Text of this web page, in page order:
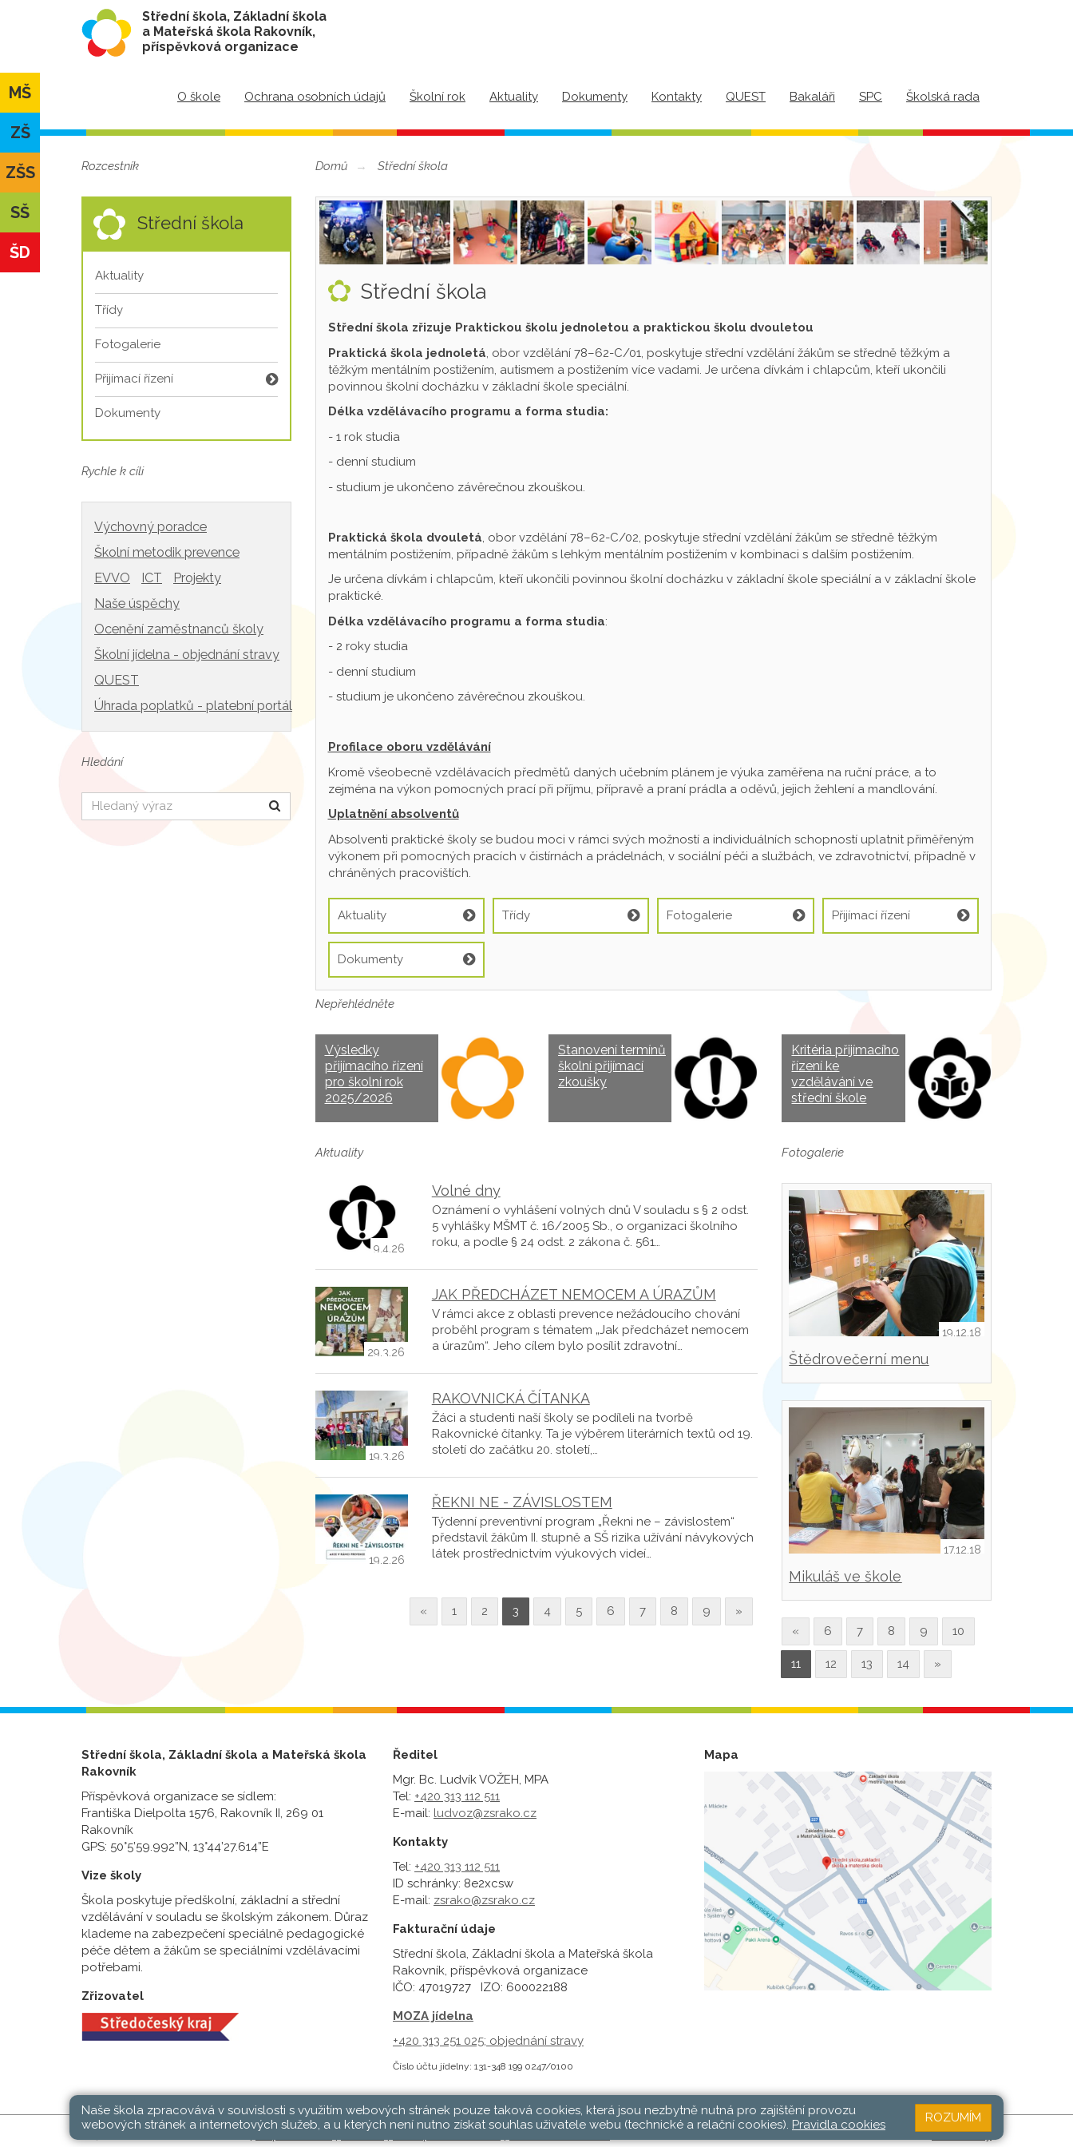
Střední škola, Základní škola
a Mateřská škola Rakovník,
příspěvková organizace
O škole Ochrana osobních údajů Školní rok Aktuality Dokumenty Kontakty QUEST Bakaláři SPC Školská rada
MŠ
ZŠ
ZŠS
SŠ
ŠD
Rozcestník
Střední škola
Aktuality
Třídy
Fotogalerie
Přijímací řízení
Dokumenty
Rychle k cíli
Výchovný poradce
Školní metodik prevence
EVVO
ICT
Projekty
Naše úspěchy
Ocenění zaměstnanců školy
Školní jídelna - objednání stravy
QUEST
Úhrada poplatků - platební portál
Hledání
Hledat
Domů Střední škola
Střední škola
Střední škola zřizuje Praktickou školu jednoletou a praktickou školu dvouletou
Praktická škola jednoletá, obor vzdělání 78–62-C/01, poskytuje střední vzdělání žákům se středně těžkým a
těžkým mentálním postižením, autismem a postižením více vadami. Je určena dívkám i chlapcům, kteří ukončili
povinnou školní docházku v základní škole speciální.
Délka vzdělávacího programu a forma studia:
- 1 rok studia
- denní studium
- studium je ukončeno závěrečnou zkouškou.
Praktická škola dvouletá, obor vzdělání 78–62-C/02, poskytuje střední vzdělání žákům se středně těžkým
mentálním postižením, případně žákům s lehkým mentálním postižením v kombinaci s dalším postižením.
Je určena dívkám i chlapcům, kteří ukončili povinnou školní docházku v základní škole speciální a v základní škole
praktické.
Délka vzdělávacího programu a forma studia:
- 2 roky studia
- denní studium
- studium je ukončeno závěrečnou zkouškou.
Profilace oboru vzdělávání
Kromě všeobecně vzdělávacích předmětů daných učebním plánem je výuka zaměřena na ruční práce, a to
zejména na výkon pomocných prací při příjmu, přípravě a praní prádla a oděvů, jejich žehlení a mandlování.
Uplatnění absolventů
Absolventi praktické školy se budou moci v rámci svých možností a individuálních schopností uplatnit přiměřeným
výkonem při pomocných pracích v čistírnách a prádelnách, v sociální péči a službách, ve zdravotnictví, případně v
chráněných pracovištích.
Aktuality Třídy Fotogalerie Přijímací řízení
Dokumenty
Nepřehlédněte
Výsledky
přijímacího řízení
pro školní rok
2025/2026
Stanovení termínů
školní přijímací
zkoušky
Kritéria přijímacího
řízení ke
vzdělávání ve
střední škole
Aktuality
9.4.26
Volné dny
Oznámení o vyhlášení volných dnů V souladu s § 2 odst.
5 vyhlášky MŠMT č. 16/2005 Sb., o organizaci školního
roku, a podle § 24 odst. 2 zákona č. 561…
29.3.26
JAK PŘEDCHÁZET NEMOCEM A ÚRAZŮM
V rámci akce z oblasti prevence nežádoucího chování
proběhl program s tématem „Jak předcházet nemocem
a úrazům“. Jeho cílem bylo posílit zdravotní…
19.3.26
RAKOVNICKÁ ČÍTANKA
Žáci a studenti naší školy se podíleli na tvorbě
Rakovnické čítanky. Ta je výběrem literárních textů od 19.
století do začátku 20. století,…
19.2.26
ŘEKNI NE - ZÁVISLOSTEM
Týdenní preventivní program „Řekni ne – závislostem“
představil žákům II. stupně a SŠ rizika užívání návykových
látek prostřednictvím výukových videí…
« 1 2 3 4 5 6 7 8 9 »
Fotogalerie
19.12.18
Štědrovečerní menu
17.12.18
Mikuláš ve škole
« 6 7 8 9 10
11 12 13 14 »
Střední škola, Základní škola a Mateřská škola
Rakovník
Příspěvková organizace se sídlem:
Františka Dielpolta 1576, Rakovník II, 269 01
Rakovník
GPS: 50°5’59.992”N, 13°44’27.614”E
Vize školy
Škola poskytuje předškolní, základní a střední
vzdělávání v souladu se školským zákonem. Důraz
klademe na zabezpečení speciálně pedagogické
péče dětem a žákům se speciálními vzdělávacími
potřebami.
Zřizovatel
Ředitel
Mgr. Bc. Ludvík VOŽEH, MPA
Tel: +420 313 112 511
E-mail: ludvoz@zsrako.cz
Kontakty
Tel: +420 313 112 511
ID schránky: 8e2xcsw
E-mail: zsrako@zsrako.cz
Fakturační údaje
Střední škola, Základní škola a Mateřská škola
Rakovník, příspěvková organizace
IČO: 47019727 IZO: 600022188
MOZA jídelna
+420 313 251 025; objednání stravy
Číslo účtu jídelny: 131-348 199 0247/0100
Mapa
SŠ, ZŠ a MŠ Rakovník © 2026 | Mapa stránek Přihlásit Web školy
Naše škola zpracovává v souvislosti s využitím webových stránek pouze taková cookies, která jsou nezbytně nutná pro zajištění provozu
webových stránek a internetových služeb, a u kterých není nutno získat souhlas uživatele webu (technické a relační cookies). Pravidla cookies
ROZUMÍM